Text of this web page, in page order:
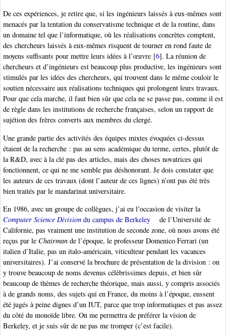
De ces expériences, je retire que, si les ingénieurs laissés à eux-mêmes sont
menacés par la tentation du conservatisme technique et de la routine, dans
un domaine tel que l’informatique, où les réalisations concrètes comptent,
des chercheurs laissés à eux-mêmes risquent de tourner en rond faute de
moyens suffisants pour mettre leurs idées à l’œuvre [6]. La réunion de
chercheurs et d’ingénieurs est beaucoup plus productive, les ingénieurs sont
stimulés par les idées des chercheurs, qui trouvent dans le même couloir le
soutien nécessaire aux réalisations techniques qui prolongent leurs travaux.
Pour que cela marche, il faut bien sûr que cela ne se passe pas, comme il est
de règle dans les institutions de recherche françaises, selon un rapport de
sujétion des frères converts aux membres du clergé.
Une grande partie des activités des équipes mixtes évoquées ci-dessus
étaient de la recherche : pas au sens académique du terme, certes, plutôt de
la R&D, avec à la clé pas des articles, mais des choses novatrices qui
fonctionnent, ce qui ne me semble pas déshonorant. Je dois constater que
les auteurs de ces travaux (dont l’auteur de ces lignes) n’ont pas été très
bien traités par le mandarinat universitaire.
En 1986, avec un groupe de collègues, j’ai eu l’occasion de visiter la
Computer Science Division du campus de Berkeley
de l’Université de
Californie, pas vraiment une institution de seconde zone, où nous avons été
reçus par le Chairman de l’époque, le professeur Domenico Ferrari (un
italien d’Italie, pas un italo-américain, viticulteur pendant les vacances
universitaires). J’ai conservé la brochure de présentation de la division : on
y trouve beaucoup de noms devenus célèbrissimes depuis, et bien sûr
beaucoup de thèmes de recherche théorique, mais aussi, y compris associés
à de grands noms, des sujets qui en France, du moins à l’époque, eussent
été jugés à peine dignes d’un IUT, parce que trop informatiques et pas assez
du côté du monoïde libre. On me permettra de préférer la vision de
Berkeley, et je suis sûr de ne pas me tromper (c’est facile).